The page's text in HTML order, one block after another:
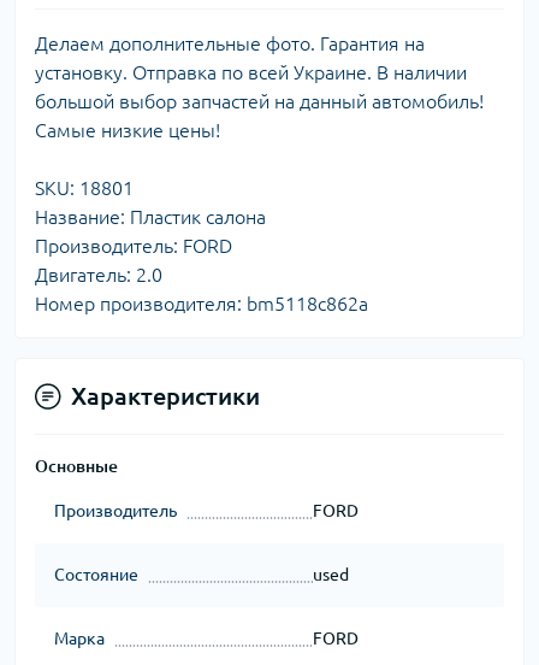
Делаем дополнительные фото. Гарантия на
установку. Отправка по всей Украине. В наличии
большой выбор запчастей на данный автомобиль!
Самые низкие цены!
SKU: 18801
Название: Пластик салона
Производитель: FORD
Двигатель: 2.0
Номер производителя: bm5118c862a
Характеристики
Основные
Производитель FORD
Состояние used
Марка FORD